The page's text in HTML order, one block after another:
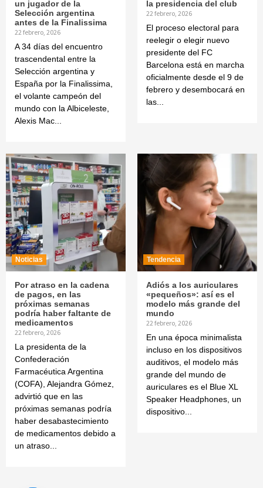
un jugador de la
Selección argentina
antes de la Finalissima
22 febrero, 2026
A 34 días del encuentro
trascendental entre la
Selección argentina y
España por la Finalissima,
el volante campeón del
mundo con la Albiceleste,
Alexis Mac...
la presidencia del club
22 febrero, 2026
El proceso electoral para
reelegir o elegir nuevo
presidente del FC
Barcelona está en marcha
oficialmente desde el 9 de
febrero y desembocará en
las...
Noticias
Por atraso en la cadena
de pagos, en las
próximas semanas
podría haber faltante de
medicamentos
22 febrero, 2026
La presidenta de la
Confederación
Farmacéutica Argentina
(COFA), Alejandra Gómez,
advirtió que en las
próximas semanas podría
haber desabastecimiento
de medicamentos debido a
un atraso...
Tendencia
Adiós a los auriculares
«pequeños»: así es el
modelo más grande del
mundo
22 febrero, 2026
En una época minimalista
incluso en los dispositivos
auditivos, el modelo más
grande del mundo de
auriculares es el Blue XL
Speaker Headphones, un
dispositivo...